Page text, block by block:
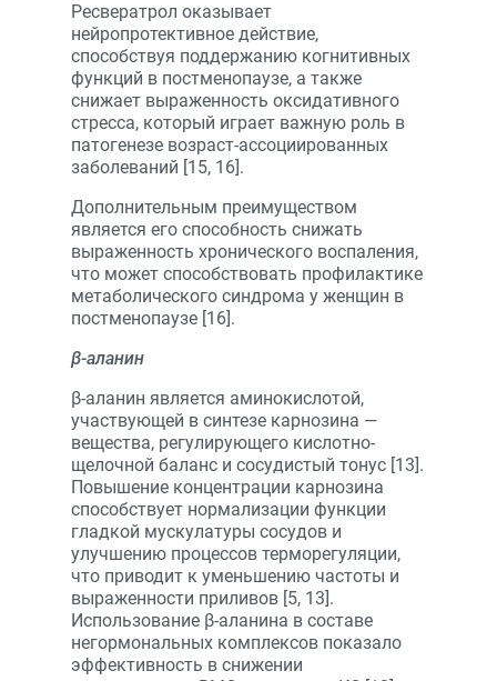
Ресвератрол оказывает
нейропротективное действие,
способствуя поддержанию когнитивных
функций в постменопаузе, а также
снижает выраженность оксидативного
стресса, который играет важную роль в
патогенезе возраст-ассоциированных
заболеваний [15, 16].
Дополнительным преимуществом
является его способность снижать
выраженность хронического воспаления,
что может способствовать профилактике
метаболического синдрома у женщин в
постменопаузе [16].
β-аланин
β-аланин является аминокислотой,
участвующей в синтезе карнозина —
вещества, регулирующего кислотно-
щелочной баланс и сосудистый тонус [13].
Повышение концентрации карнозина
способствует нормализации функции
гладкой мускулатуры сосудов и
улучшению процессов терморегуляции,
что приводит к уменьшению частоты и
выраженности приливов [5, 13].
Использование β-аланина в составе
негормональных комплексов показало
эффективность в снижении